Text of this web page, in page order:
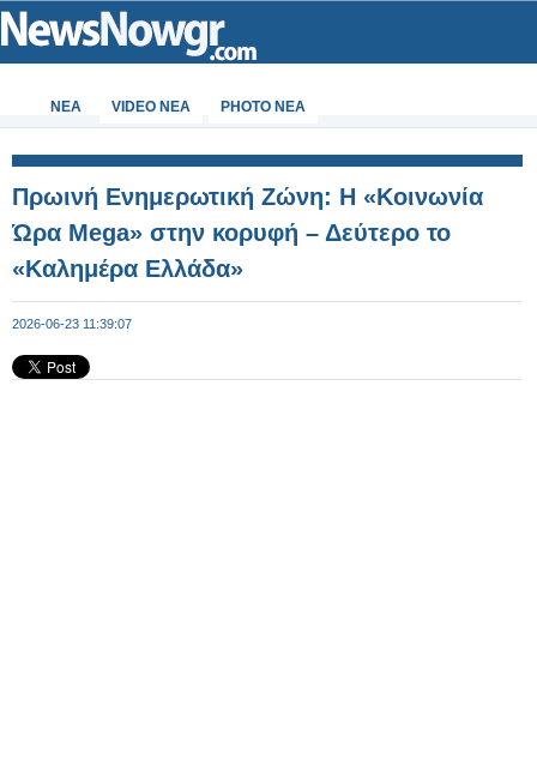
ΝΕΑ VIDEO NEA PHOTO NEA
Πρωινή Ενημερωτική Ζώνη: Η «Κοινωνία
Ώρα Mega» στην κορυφή – Δεύτερο το
«Καλημέρα Ελλάδα»
2026-06-23 11:39:07